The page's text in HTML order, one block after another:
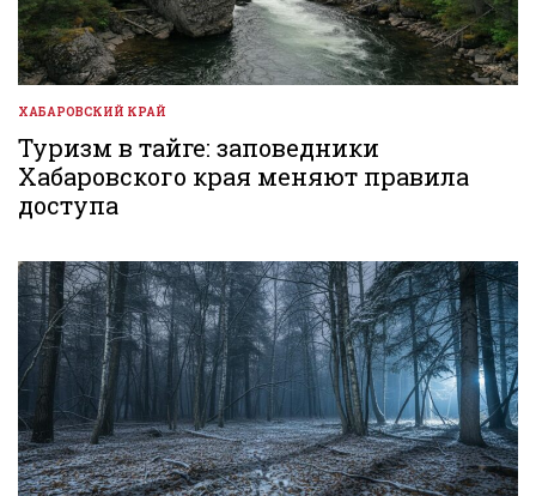
ОПУБЛИКОВАНО
В
ХАБАРОВСКИЙ КРАЙ
Туризм в тайге: заповедники
Хабаровского края меняют правила
доступа